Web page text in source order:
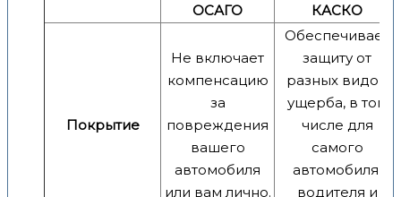
ОСАГО КАСКО
Покрытие
Не включает
компенсацию
за
повреждения
вашего
автомобиля
или вам лично.
Обеспечивает
защиту от
разных видов
ущерба, в том
числе для
самого
автомобиля,
водителя и